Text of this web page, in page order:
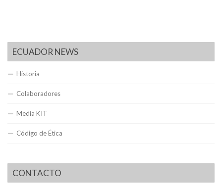
ECUADOR NEWS
Historia
Colaboradores
Media KIT
Código de Ética
CONTACTO